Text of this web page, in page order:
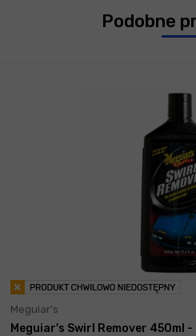
Podobne
Meguiar's
Meguiar's Swirl Remover 450ml